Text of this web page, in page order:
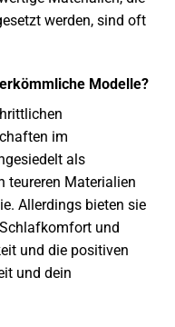
werden, sind oft
Modelle?
im
als
teureren Materialien
Allerdings bieten sie
und
und die positiven
und dein